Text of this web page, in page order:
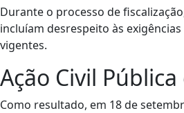
Durante o processo de
incluíam desrespeito às
vigentes.
Ação Civil
Como resultado, em 18 de